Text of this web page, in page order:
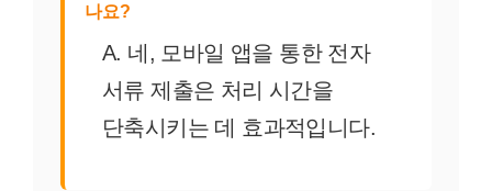
나요?
A. 네, 모바일 앱을 통한 전자
서류 제출은 처리 시간을
단축시키는 데 효과적입니다.